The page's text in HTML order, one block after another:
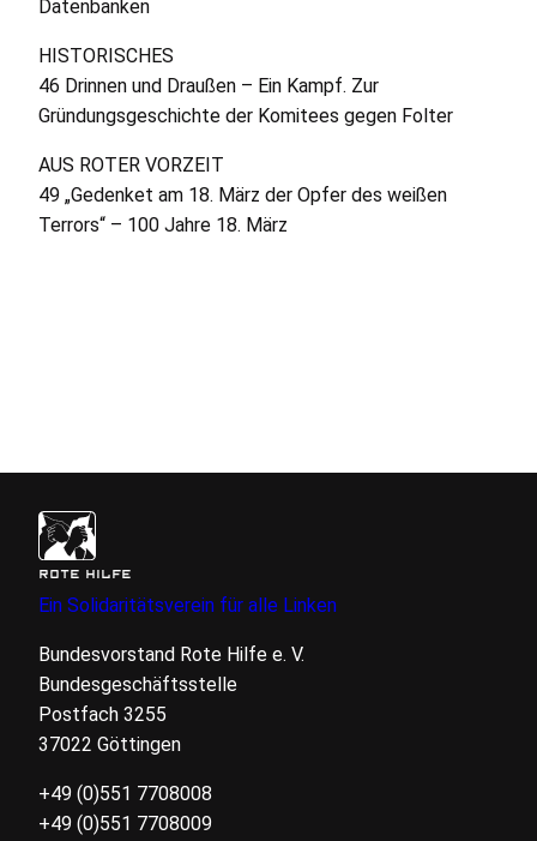
Datenbanken
HISTORISCHES
46 Drinnen und Draußen – Ein Kampf. Zur
Gründungsgeschichte der Komitees gegen Folter
AUS ROTER VORZEIT
49 „Gedenket am 18. März der Opfer des weißen
Terrors“ – 100 Jahre 18. März
ROTE HILFE
Ein Solidaritätsverein für alle Linken
Bundesvorstand Rote Hilfe e. V.
Bundesgeschäftsstelle
Postfach 3255
37022 Göttingen
+49 (0)551 7708008
+49 (0)551 7708009